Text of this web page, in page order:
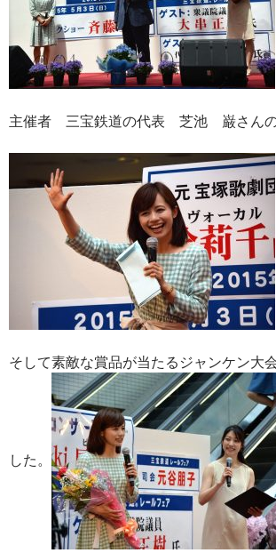
主催者 三宝鉄道の代表 芝池 巌さんの
そして素敵な賞品が当たるジャンケン大
した。